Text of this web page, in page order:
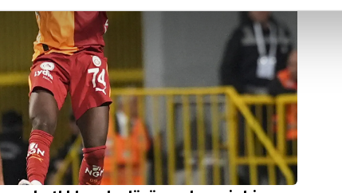
için İnternet Sitemizde kendimize ve üçüncü kişilere ait
verileriniz işlenmekte olup gerekli olan çerezler bilgi toplumu
çerezler, sitemizin daha işlevsel kılınması ve
amaçlarıyla sınırlı olarak açık rızanız dahilinde
yer alan panel vasıtasıyla belirleyebilirsiniz. Çerezlere
Metnimiziziyaret edebilirsiniz.
Kanunu uyarınca hazırlanmış Aydınlatma Metnimizi